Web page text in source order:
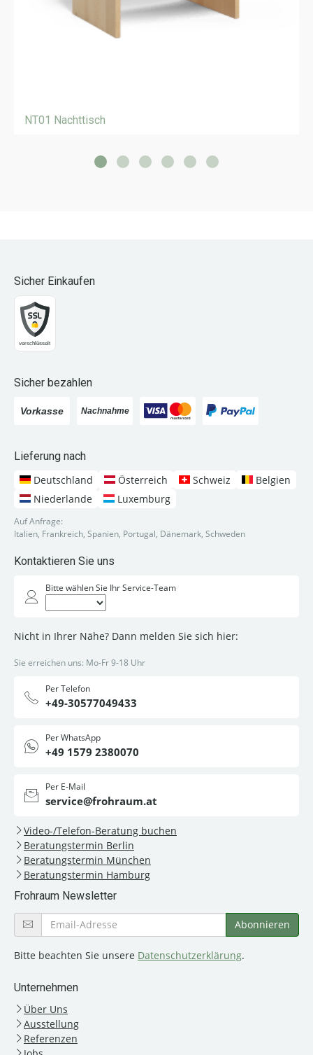
NT01 Nachttisch
Sicher Einkaufen
Sicher bezahlen
Lieferung nach
Deutschland
Österreich Schweiz
Belgien
Niederlande
Luxemburg
Auf Anfrage:
Italien, Frankreich, Spanien, Portugal, Dänemark, Schweden
Kontaktieren Sie uns
Bitte wählen Sie Ihr Service-Team
Nicht in Ihrer Nähe? Dann melden Sie sich hier:
Sie erreichen uns: Mo-Fr 9-18 Uhr
Per Telefon
+49-30577049433
Per WhatsApp
+49 1579 2380070
Per E-Mail
service@frohraum.at
Video-/Telefon-Beratung buchen
Beratungstermin Berlin
Beratungstermin München
Beratungstermin Hamburg
Frohraum Newsletter
Bitte beachten Sie unsere Datenschutzerklärung.
Unternehmen
Über Uns
Ausstellung
Referenzen